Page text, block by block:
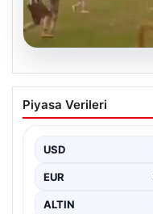
04.08.2026
Olmaz denen
yıldırım çarptı:
Piyasa Verileri
USD
EUR
ALTIN